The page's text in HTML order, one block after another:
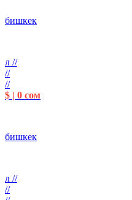
бишкек
л //
//
//
$ | 0 сом
бишкек
л //
//